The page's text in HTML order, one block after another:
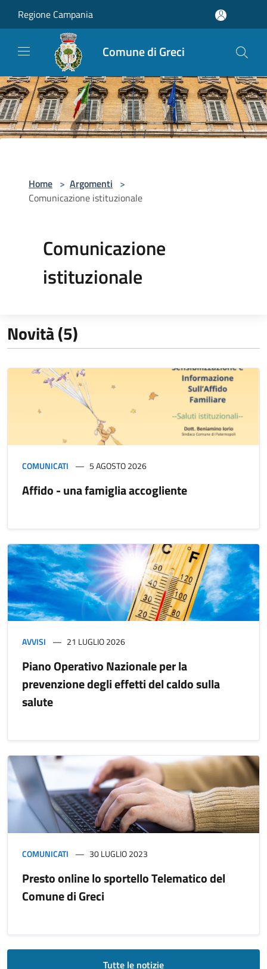
Regione Campania
Comune di Greci
Home > Argomenti >
Comunicazione istituzionale
Comunicazione
istituzionale
Novità (5)
COMUNICATI 5 AGOSTO 2026
Affido - una famiglia accogliente
AVVISI 21 LUGLIO 2026
Piano Operativo Nazionale per la
prevenzione degli effetti del caldo sulla
salute
COMUNICATI 30 LUGLIO 2023
Presto online lo sportello Telematico del
Comune di Greci
Tutte le notizie